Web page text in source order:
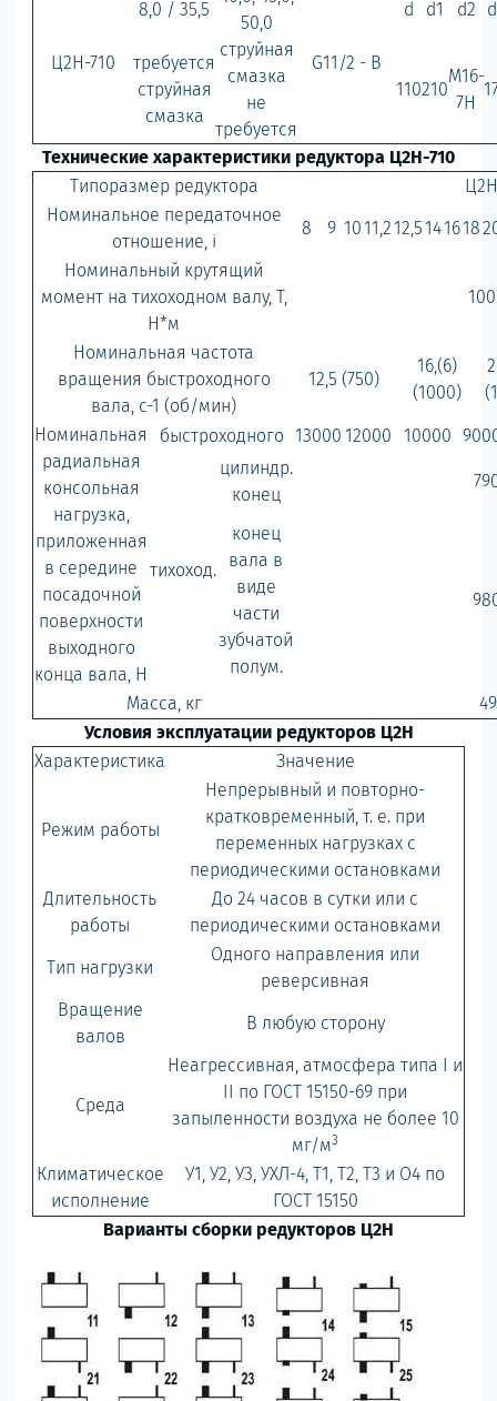
Ц2Н-710
8,0 / 35,5
50,0
G11/2 - B
d d1 d2
требуется
струйная
смазка
струйная
смазка
не
требуется
110210
М16-
7Н
Технические характеристики редуктора Ц2Н-710
Типоразмер редуктора
Номинальное передаточное
отношение, i
8 9 1011,212,5141618
Номинальный крутящий
момент на тихоходном валу, Т,
Н*м
Номинальная частота
вращения быстроходного
вала, с-1 (об/мин)
12,5 (750)
16,(6)
(1000)
Номинальная
радиальная
консольная
нагрузка,
приложенная
в середине
посадочной
поверхности
выходного
конца вала, Н
быстроходного 13000 12000 10000
тихоход.
цилиндр.
конец
конец
вала в
виде
части
зубчатой
полум.
Масса, кг
Условия эксплуатации редукторов Ц2Н
Характеристика
Значение
Режим работы
Непрерывный и повторно-
кратковременный, т. е. при
переменных нагрузках с
периодическими остановками
Длительность
работы
До 24 часов в сутки или с
периодическими остановками
Тип нагрузки
Одного направления или
реверсивная
Вращение
валов
В любую сторону
Среда
Неагрессивная, атмосфера типа I и
II по ГОСТ 15150-69 при
запыленности воздуха не более 10
мг/м3
Климатическое
исполнение
У1, У2, У3, УХЛ-4, Т1, Т2, Т3 и О4 по
ГОСТ 15150
Варианты сборки редукторов Ц2Н